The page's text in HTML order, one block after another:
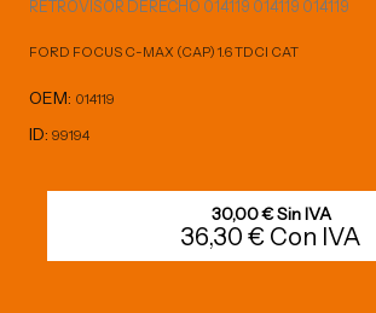
RETROVISOR DERECHO 014119 014119 014119
FORD FOCUS C-MAX (CAP) 1.6 TDCI CAT
OEM: 014119
ID: 99194
30,00 € Sin IVA
36,30 € Con IVA